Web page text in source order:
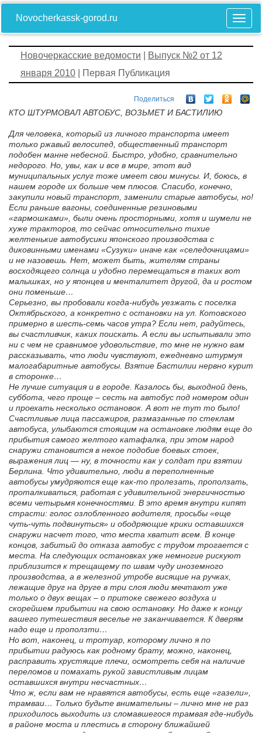
Novocherkassk-gorod.ru
Новочеркасские ведомости
Выпуск №2 от 12
января 2010 | Первая Публикация
Поделиться
КТО ШТУРМОВАЛ АВТОБУС, ВОЗЬМЕТ И БАСТИЛИЮ
Для человека, который из личного транспорта имеет
только ржавый велосипед, общественный транспорт
подобен манне небесной. Быстро, удобно, сравнительно
недорого. Но, увы, как и все в мире, этот вид
муниципальных услуг тоже имеет свои минусы. И, боюсь, в
нашем городе их больше чем плюсов. Спасибо, конечно,
закупили новый транспорт, заменили старые автобусы, но!
Если раньше вагоны, соединенные резиновыми
«гармошками», были очень просторными, хотя и шумели не
хуже тракторов, то сейчас относительно тихие
желтенькие автобусики японского производства с
диковинными именами «Сузуки» иначе как «селедочницами»
и не назовешь. Нет, может быть, жителям страны
восходящего солнца и удобно перемещаться в таких вот
малышках, но у японцев и менталитет другой, да и ростом
они поменьше…
Серьезно, вы пробовали когда-нибудь уезжать с поселка
Октябрьского, а конкретно с остановки на ул. Котовского
примерно в шесть-семь часов утра? Если нет, радуйтесь,
вы счастливчик, каких поискать. А если вы испытывали это
ни с чем не сравнимое удовольствие, то мне не нужно вам
рассказывать, что люди чувствуют, ежедневно штурмуя
малогабаритные автобусы. Взятие Бастилии нервно курит
в сторонке…
Не лучше ситуация и в городе. Казалось бы, выходной день,
суббота, чего проще – сесть на автобус под номером один
и проехать несколько остановок. А вот не тут то было!
Счастливые лица пассажиров, размазанные по стеклам
автобуса, улыбаются стоящим на остановке людям еще до
прибытия самого желтого катафалка, при этом народ
снаружи становится в некое подобие боевых стоек,
выражения лиц — ну, в точности как у солдат при взятии
Берлина. Что удивительно, люди в переполненные
автобусы умудряются еще как-то пролезать, проползать,
проталкиваться, работая с удивительной энергичностью
всеми четырьмя конечностями. В это время внутри кипят
страсти: голос озлобленного водителя, просьбы «еще
чуть-чуть подвинуться» и ободряющие крики оставшихся
снаружи насчет того, что места хватит всем. В конце
концов, забитый до отказа автобус с трудом трогается с
места. На следующих остановках уже немногие рискуют
приблизится к трещащему по швам чуду иноземного
производства, а в железной утробе висящие на ручках,
лежащие друг на друге в три слоя люди мечтают уже
только о двух вещах – о притоке свежего воздуха и
скорейшем прибытии на свою остановку. Но даже к концу
вашего путешествия веселье не заканчивается. К дверям
надо еще и проползти…
Но вот, наконец, и тротуар, которому лично я по
прибытии радуюсь как родному брату, можно, наконец,
расправить хрустящие плечи, осмотреть себя на наличие
переломов и помахать рукой завистливым лицам
оставшихся внутри несчастных…
Что ж, если вам не нравятся автобусы, есть еще «газели»,
трамваи… Только будьте внимательны – лично мне не раз
приходилось выходить из сломавшегося трамвая где-нибудь
в районе моста и плестись в сторону ближайшей